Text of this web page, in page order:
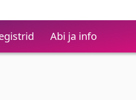
Abi ja info